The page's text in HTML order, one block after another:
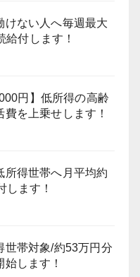
けない人へ毎週最大
付します！
円】低所得の高齢
を上乗せします！
所得世帯へ月平均約
します！
世帯対象/約53万円分
します！